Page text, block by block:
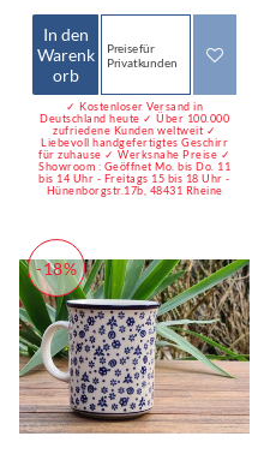
In den
Warenk
orb
Preise für
Privatkunden
✓ Kostenloser Versand in
Deutschland heute ✓ Über 100.000
zufriedene Kunden weltweit ✓
Liebevoll handgefertigtes Geschirr
für zuhause ✓ Werksnahe Preise ✓
Showroom : Geöffnet Mo. bis Do. 11
bis 14 Uhr - Freitags 15 bis 18 Uhr -
Hünenborgstr.17b, 48431 Rheine
-18%